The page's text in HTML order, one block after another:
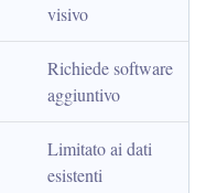
visivo
Richiede software
aggiuntivo
Limitato ai dati
esistenti